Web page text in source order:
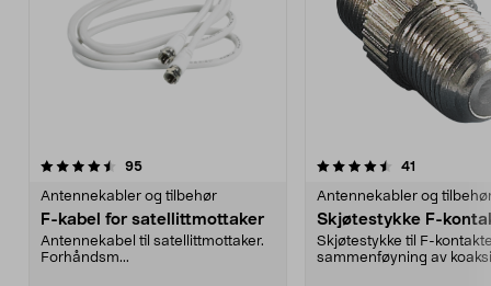
95anmeldelser
Antennekabler og tilbehør
F-kabel for satellittmottaker
Antennekabel til satellittmottaker.
Forhåndsm...
4.5 av 5 stjerner 41
Antennekabler og
Skjøtestykke F-
Skjøtestykke til F-
sammenføyning av
4.0 av 5 stjerner